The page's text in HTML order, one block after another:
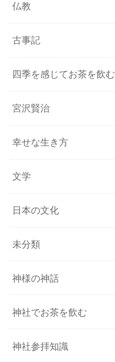
仏教
古事記
四季を感じてお茶を飲む
宮沢賢治
幸せな生き方
文学
日本の文化
未分類
神様の神話
神社でお茶を飲む
神社参拝知識